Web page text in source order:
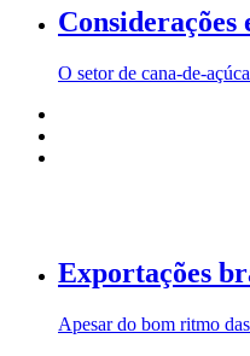
O setor de cana-de-
Exportações
Apesar do bom ritmo